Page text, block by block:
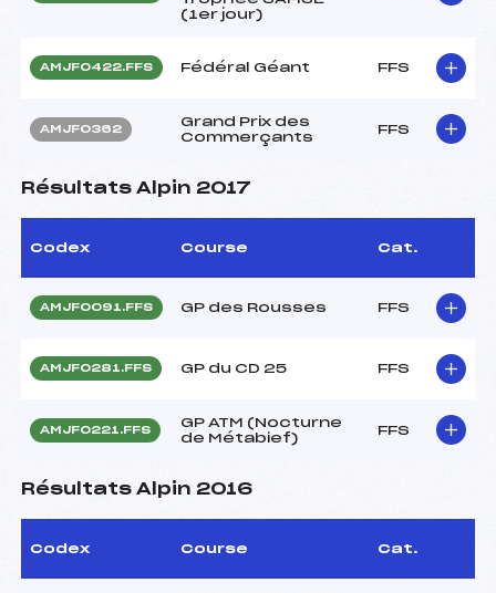
(1er jour)
AMJF0422.FFS Fédéral Géant FFS
AMJF0362
Grand Prix des
Commerçants
FFS
Résultats Alpin 2017
Codex Course Cat.
AMJF0091.FFS GP des Rousses FFS
AMJF0281.FFS GP du CD 25 FFS
AMJF0221.FFS
GP ATM (Nocturne
de Métabief)
FFS
Résultats Alpin 2016
Codex Course Cat.